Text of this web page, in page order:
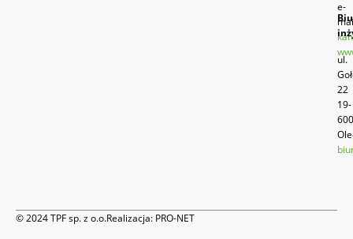
e-
ul.
22
19-
600
© 2024 TPF sp. z o.o.Realizacja: PRO-NET